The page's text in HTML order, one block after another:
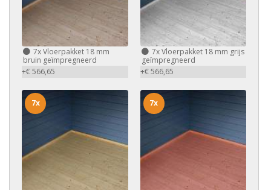
7xVloerpakket 18 mm
bruin geïmpregneerd
+€ 566,65
7xVloerpakket 18 mm grijs
geïmpregneerd
+€ 566,65
7x 7x